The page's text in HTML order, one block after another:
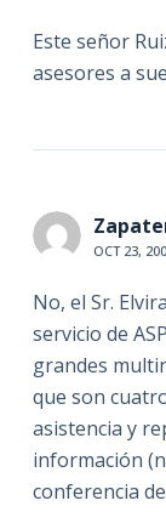
Este señor
asesores a
OCT 23,
No, el Sr.
servicio de
grandes
que son
asistencia y
información
conferencia